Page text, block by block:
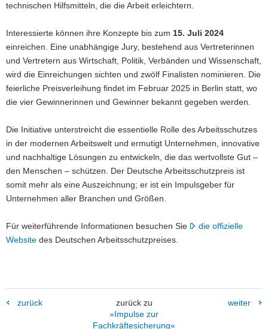
technischen Hilfsmitteln, die die Arbeit erleichtern.
Interessierte können ihre Konzepte bis zum 15. Juli 2024
einreichen. Eine unabhängige Jury, bestehend aus Vertreterinnen
und Vertretern aus Wirtschaft, Politik, Verbänden und Wissenschaft,
wird die Einreichungen sichten und zwölf Finalisten nominieren. Die
feierliche Preisverleihung findet im Februar 2025 in Berlin statt, wo
die vier Gewinnerinnen und Gewinner bekannt gegeben werden.
Die Initiative unterstreicht die essentielle Rolle des Arbeitsschutzes
in der modernen Arbeitswelt und ermutigt Unternehmen, innovative
und nachhaltige Lösungen zu entwickeln, die das wertvollste Gut –
den Menschen – schützen. Der Deutsche Arbeitsschutzpreis ist
somit mehr als eine Auszeichnung; er ist ein Impulsgeber für
Unternehmen aller Branchen und Größen.
Für weiterführende Informationen besuchen Sie
die offizielle
Website des Deutschen Arbeitsschutzpreises.
zurück
zurück zu
»Impulse zur
Fachkräftesicherung«
weiter